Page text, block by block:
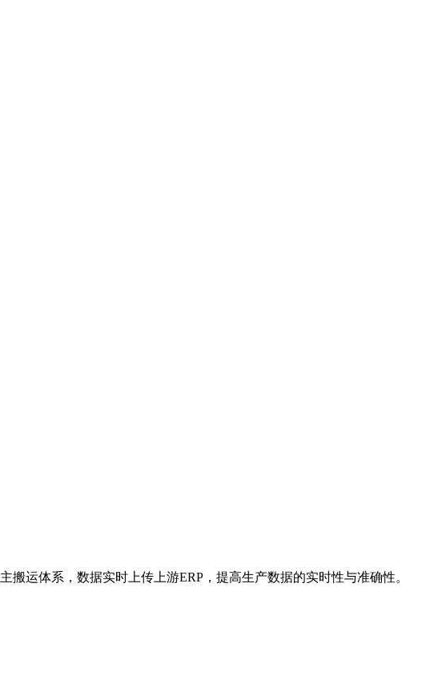
运体系，数据实时上传上游ERP，提高生产数据的实时性与准确性。